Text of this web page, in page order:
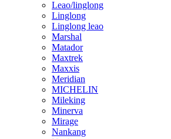
Leao/linglong
Linglong
Linglong leao
Marshal
Matador
Maxtrek
Maxxis
Meridian
MICHELIN
Mileking
Minerva
Mirage
Nankang